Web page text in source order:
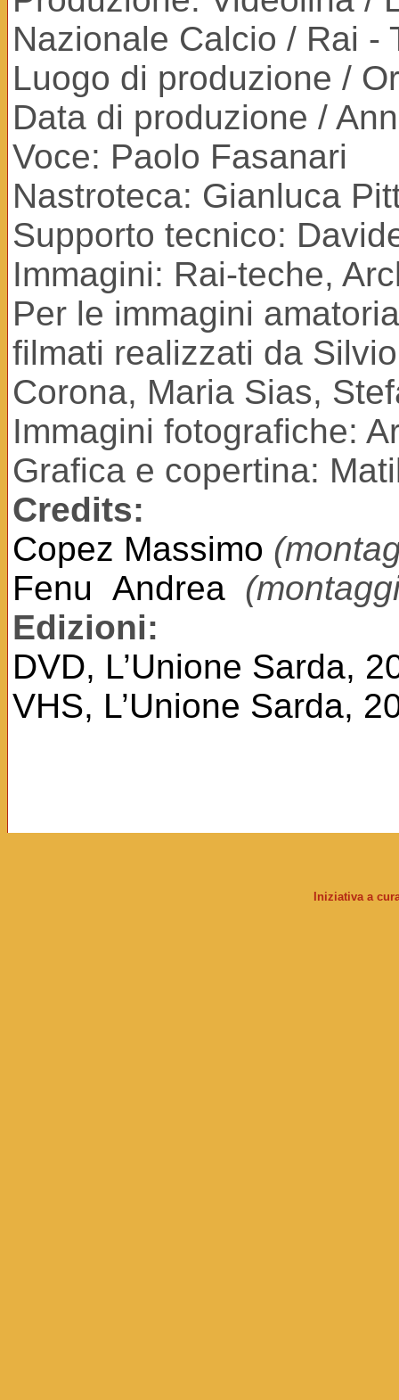
Nazionale Calcio / Rai -
Luogo di produzione /
Data di produzione /
Voce: Paolo Fasanari
Nastroteca: Gianluca
Supporto tecnico:
Immagini: Rai-teche,
Per le immagini
filmati realizzati da
Corona, Maria Sias,
Immagini fotografiche:
Grafica e copertina:
Credits:
Copez Massimo
Fenu Andrea
Edizioni:
DVD, L’Unione Sarda,
VHS, L’Unione Sarda,
Iniziativa a